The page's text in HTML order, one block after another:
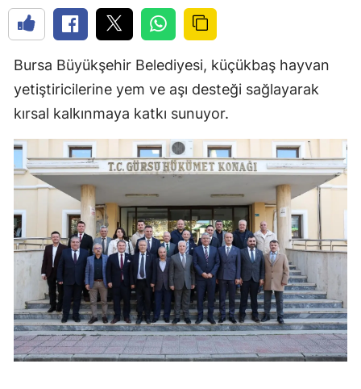
Bursa Büyükşehir Belediyesi, küçükbaş hayvan
yetiştiricilerine yem ve aşı desteği sağlayarak
kırsal kalkınmaya katkı sunuyor.